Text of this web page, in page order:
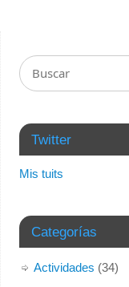
Twitter
Mis tuits
Categorías
Actividades (34)